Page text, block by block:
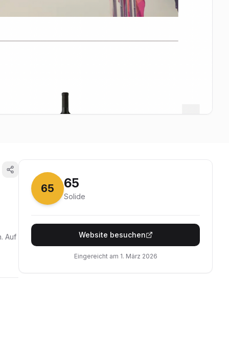
Auf
65 65
Solide
Website besuchen
Eingereicht am 1. März 2026